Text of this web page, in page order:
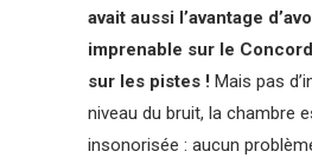
avait aussi l’avantage
imprenable sur le
sur les pistes ! Mais pas
niveau du bruit, la chambre
insonorisée : aucun